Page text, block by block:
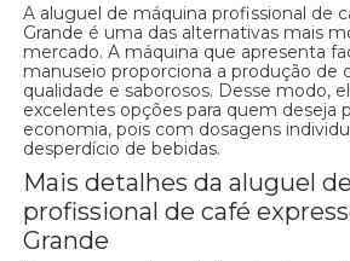
A aluguel de máquina profissional de
Grande é uma das alternativas mais
mercado. A máquina que apresenta
manuseio proporciona a produção de
qualidade e saborosos. Desse modo,
excelentes opções para quem deseja
economia, pois com dosagens
desperdício de bebidas.
Mais detalhes da aluguel
profissional de café
Grande